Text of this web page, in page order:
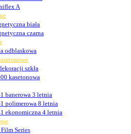
A
biała
czarna
odblaskowa
szkła
kasetonowa
banerowa 3 letnia
polimerowa 8 letnia
ekonomiczna 4 letnia
Series